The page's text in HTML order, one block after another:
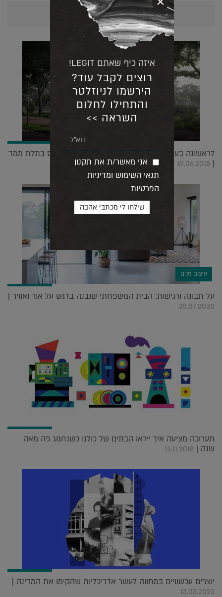
אולי יעניין אותך גם...
לראשונה בעולם יושק פרויקט מגורים מסחרי שיודפס בתלת ממד
|
19.06.2018
עיצוב פנים
על תבונה ורגישות: הבית המשפחתי שנבנה בדגש על אור ואוויר |
30.07.2020
תערוכה מציעה איך ייראו הבתים של כולנו כשנחגוג פה מאה
שנה | 14.11.2018
יוצרים עכשוויים במחווה לעשר אדריכליות שהקימו את המדינה |
13.03.2023
איזה כיף שאתם LEGIT!
רוצים לקבל עוד?
הירשמו לניוזלטר
והתחילו לחלום
השראה >>
אני מאשר/ת את תקנון
תנאי השימוש ומדיניות
הפרטיות